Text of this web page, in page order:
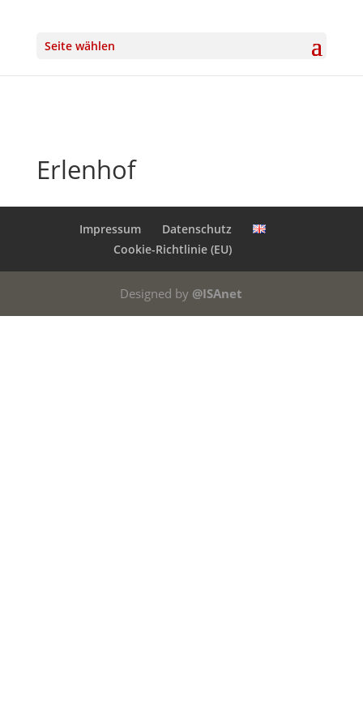
Seite wählen
Erlenhof
Impressum
Datenschutz
Cookie-Richtlinie (EU)
Designed by @ISAnet